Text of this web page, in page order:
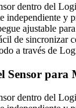
dentro del
independiente y
ajustable
de sincronizar
a través de
Sensor
dentro del